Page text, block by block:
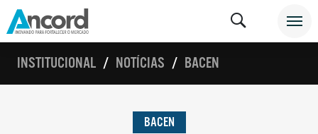
INSTITUCIONAL NOTÍCIAS BACEN
BACEN